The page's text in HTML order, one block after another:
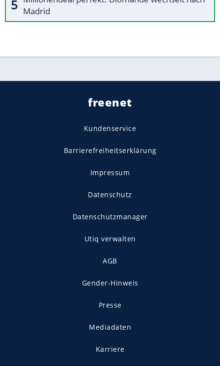
Madrid
freenet
Kundenservice
Barrierefreiheitserklärung
Impressum
Datenschutz
Datenschutzmanager
Utiq verwalten
AGB
Gender-Hinweis
Presse
Mediadaten
Karriere